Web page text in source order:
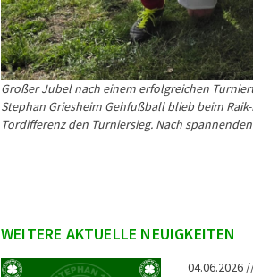
Großer Jubel nach einem erfolgreichen
Stephan Griesheim Gehfußball blieb beim
Tordifferenz den Turniersieg. Nach
WEITERE AKTUELLE NEUIGKEITEN
04.06.2026